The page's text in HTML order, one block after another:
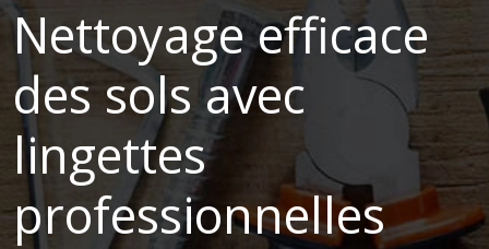
Nettoyage efficace
des sols avec
lingettes
professionnelles